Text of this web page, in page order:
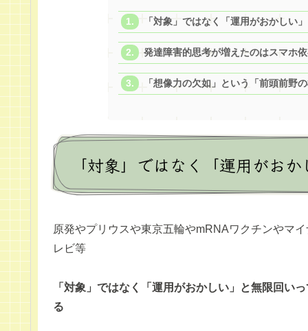
「対象」ではなく「運用がおかしい」
発達障害的思考が増えたのはスマホ
「想像力の欠如」という「前頭前野
「対象」ではなく「運用がお
原発やプリウスや東京五輪やmRNAワクチンやマ
レビ等
「対象」ではなく「運用がおかしい」と無限回い
る